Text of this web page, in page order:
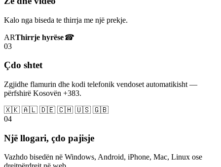
Kalo nga biseda te thirrja me një prekje.
ARThirrje hyrëse☎
03
Çdo shtet
Zgjidhe flamurin dhe kodi telefonik vendoset automatikisht —
përfshirë Kosovën +383.
🇽🇰 🇦🇱 🇩🇪 🇨🇭 🇺🇸 🇬🇧
04
Një llogari, çdo pajisje
Vazhdo bisedën në Windows, Android, iPhone, Mac, Linux ose